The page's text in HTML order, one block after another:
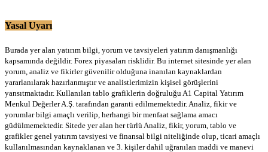
Yasal Uyarı
Burada yer alan yatırım bilgi, yorum ve tavsiyeleri yatırım danışmanlığı
kapsamında değildir. Forex piyasaları risklidir. Bu internet sitesinde yer alan
yorum, analiz ve fikirler güvenilir olduğuna inanılan kaynaklardan
yararlanılarak hazırlanmıştır ve analistlerimizin kişisel görüşlerini
yansıtmaktadır. Kullanılan tablo grafiklerin doğruluğu A1 Capital Yatırım
Menkul Değerler A.Ş. tarafından garanti edilmemektedir. Analiz, fikir ve
yorumlar bilgi amaçlı verilip, herhangi bir menfaat sağlama amacı
güdülmemektedir. Sitede yer alan her türlü Analiz, fikir, yorum, tablo ve
grafikler genel yatırım tavsiyesi ve finansal bilgi niteliğinde olup, ticari amaçlı
kullanılmasından kaynaklanan ve 3. kişiler dahil uğranılan maddi ve manevi